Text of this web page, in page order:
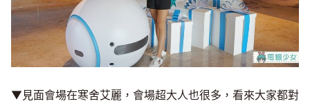
▼見面會場在寒舍艾麗，會場超大人也很多，看來大家都對